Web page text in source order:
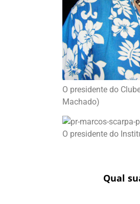
O presidente do
Machado)
O presidente do
Qual